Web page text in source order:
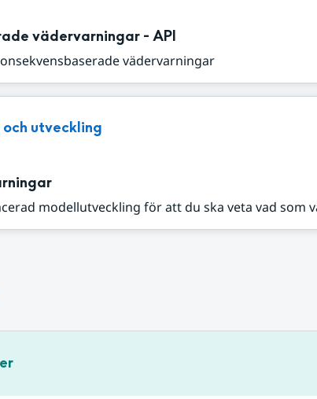
vädervarningar - API
vädervarningar
och utveckling
modellutveckling för att du ska veta vad som